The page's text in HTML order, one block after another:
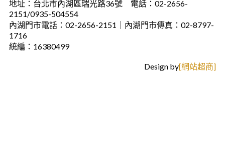
地址：台北市內湖區瑞光路36號 電話：02-2656-
2151/0935-504554
內湖門市電話：02-2656-2151｜內湖門市傳真：02-8797-
1716
統編：16380499
Design by[網站超商]